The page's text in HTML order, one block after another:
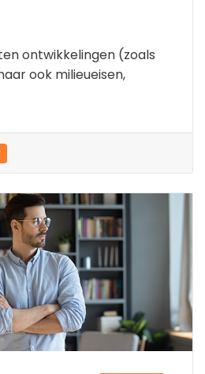
ontwikkelingen (zoals
ook milieueisen,